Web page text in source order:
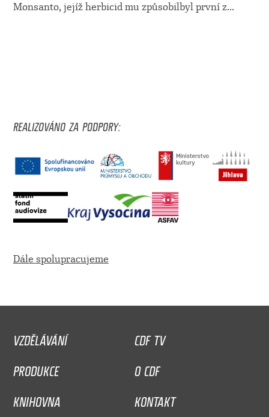
Monsanto, jejíž herbicid mu způsobilbyl první z...
REALIZOVÁNO ZA PODPORY:
Dále spolupracujeme
VZDĚLÁVÁNÍ
CDF TV
PRODUKCE
O CDF
KNIHOVNA
KONTAKT